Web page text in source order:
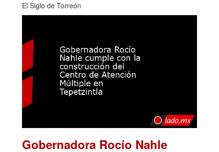
El Siglo de Torreón
Gobernadora Rocío Nahle